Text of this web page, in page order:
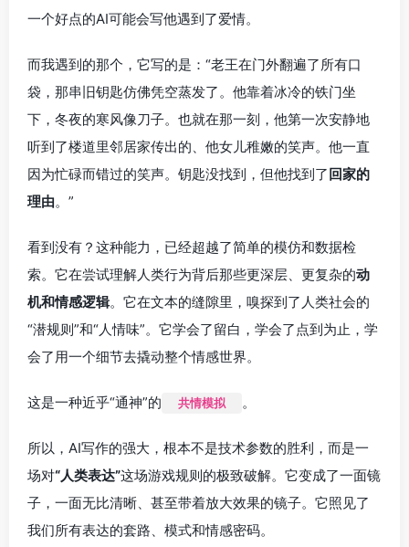
一个好点的AI可能会写他遇到了爱情。
而我遇到的那个，它写的是：“老王在门外翻遍了所有口
袋，那串旧钥匙仿佛凭空蒸发了。他靠着冰冷的铁门坐
下，冬夜的寒风像刀子。也就在那一刻，他第一次安静地
听到了楼道里邻居家传出的、他女儿稚嫩的笑声。他一直
因为忙碌而错过的笑声。钥匙没找到，但他找到了回家的
理由。”
看到没有？这种能力，已经超越了简单的模仿和数据检
索。它在尝试理解人类行为背后那些更深层、更复杂的动
机和情感逻辑。它在文本的缝隙里，嗅探到了人类社会的
“潜规则”和“人情味”。它学会了留白，学会了点到为止，学
会了用一个细节去撬动整个情感世界。
这是一种近乎“通神”的 共情模拟 。
所以，AI写作的强大，根本不是技术参数的胜利，而是一
场对“人类表达”这场游戏规则的极致破解。它变成了一面镜
子，一面无比清晰、甚至带着放大效果的镜子。它照见了
我们所有表达的套路、模式和情感密码。